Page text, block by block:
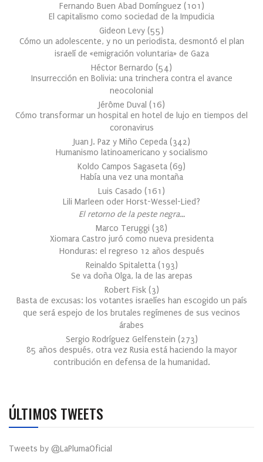
Fernando Buen Abad Domínguez (101 )
El capitalismo como sociedad de la Impudicia
Gideon Levy (55)
Cómo un adolescente, y no un periodista, desmontó el plan
israelí de «emigración voluntaria» de Gaza
Héctor Bernardo (54)
Insurrección en Bolivia: una trinchera contra el avance
neocolonial
Jérôme Duval (16)
Cómo transformar un hospital en hotel de lujo en tiempos del
coronavirus
Juan J. Paz y Miño Cepeda (342)
Humanismo latinoamericano y socialismo
Koldo Campos Sagaseta (69)
Había una vez una montaña
Luis Casado (161 )
Lili Marleen oder Horst-Wessel-Lied?
El retorno de la peste negra…
Marco Teruggi (38)
Xiomara Castro juró como nueva presidenta
Honduras: el regreso 12 años después
Reinaldo Spitaletta (193)
Se va doña Olga, la de las arepas
Robert Fisk (3)
Basta de excusas: los votantes israelíes han escogido un país
que será espejo de los brutales regímenes de sus vecinos
árabes
Sergio Rodríguez Gelfenstein (273)
85 años después, otra vez Rusia está haciendo la mayor
contribución en defensa de la humanidad.
ÚLTIMOS TWEETS
Tweets by @LaPlumaOficial